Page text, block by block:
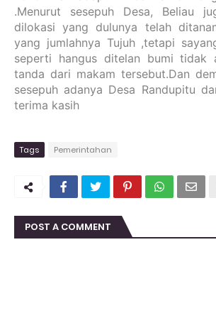
.Menurut sesepuh Desa, Beliau
dilokasi yang dulunya telah
yang jumlahnya Tujuh ,tetapi
seperti hangus ditelan bumi tidak
tanda dari makam tersebut.Dan
sesepuh adanya Desa Randupitu
terima kasih
Tags Pemerintahan
POST A COMMENT